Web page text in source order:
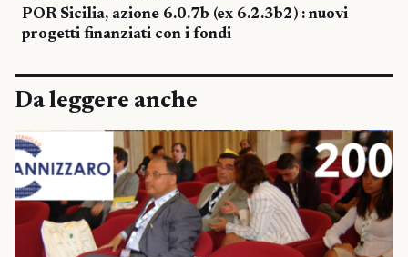
POR Sicilia, azione 6.0.7b (ex 6.2.3b2) : nuovi
progetti finanziati con i fondi
Da leggere anche